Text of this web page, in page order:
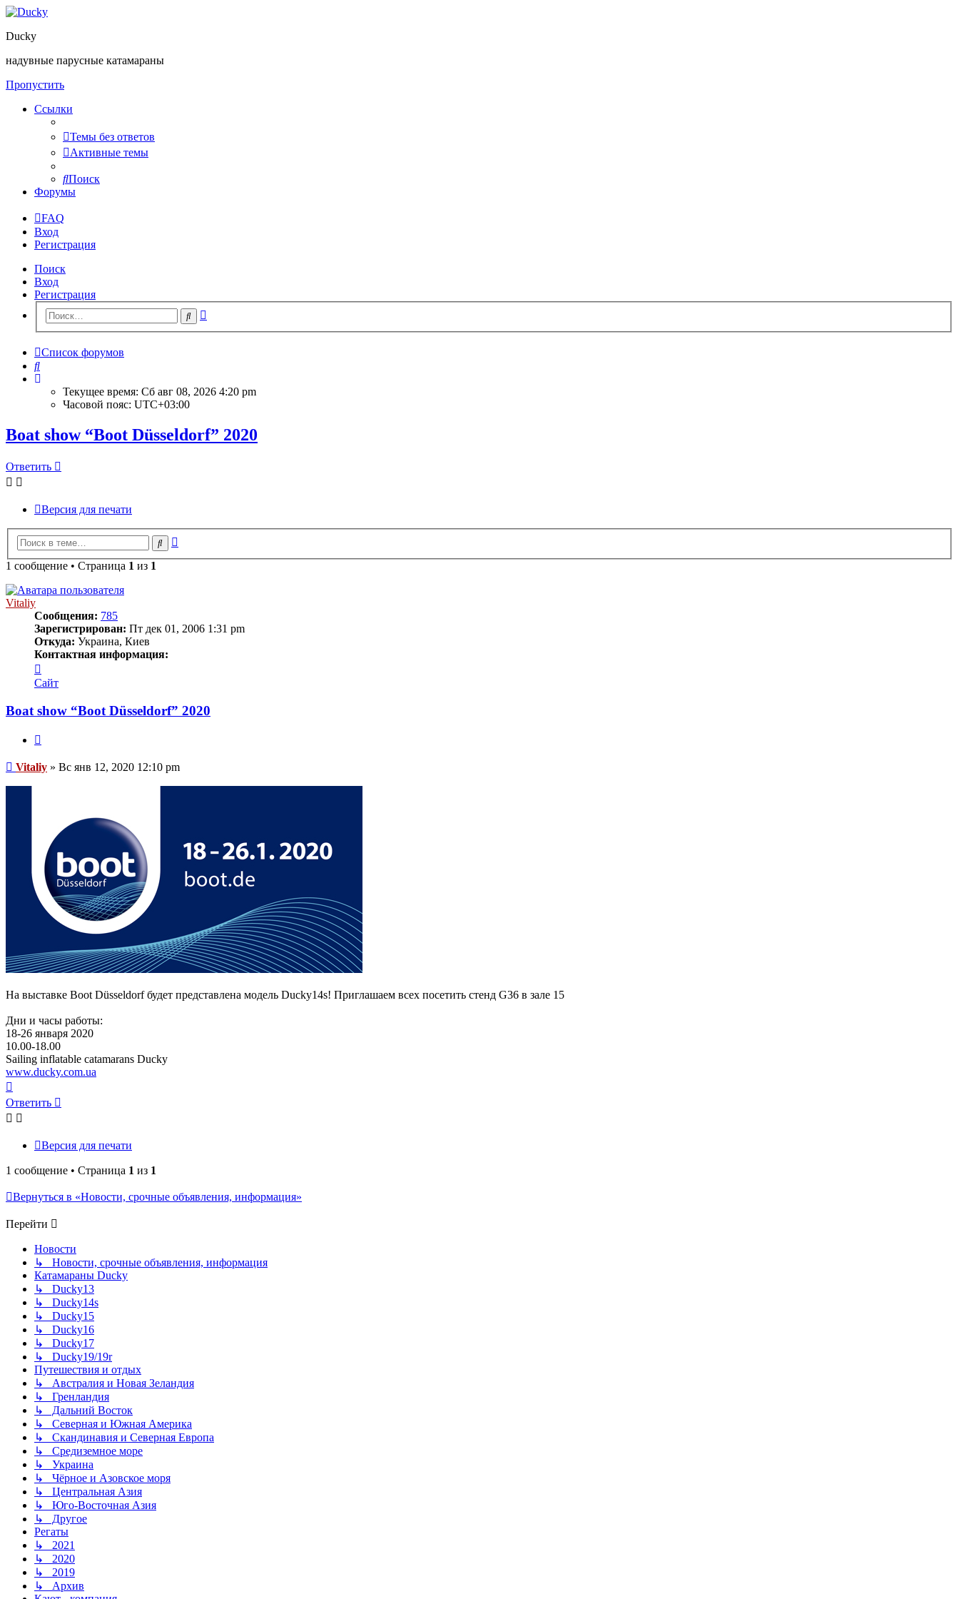
Ducky
надувные парусные катамараны
Пропустить
Ссылки
Темы без ответов
Активные темы
Поиск
Форумы
FAQ
Вход
Регистрация
Поиск
Вход
Регистрация
Поиск
Список форумов
Поиск
Текущее время: Сб авг 08, 2026 4:20 pm
Часовой пояс: UTC+03:00
Boat show “Boot Düsseldorf” 2020
Ответить
Версия для печати
Поиск
1 сообщение • Страница 1 из 1
Vitaliy
Сообщения: 785
Зарегистрирован: Пт дек 01, 2006 1:31 pm
Откуда: Украина, Киев
Контактная информация:
информация
пользователя
Vitaliy
Сайт
Boat show “Boot Düsseldorf” 2020
Сообщение
Vitaliy » Вс янв 12, 2020 12:10 pm
На выставке Boot Düsseldorf будет представлена ​​модель Ducky14s! Приглашаем всех посетить стенд G36 в зале 15
Дни и часы работы:
18-26 января 2020
10.00-18.00
Sailing inflatable catamarans Ducky
www.ducky.com.ua
к
началу
Ответить
Версия для печати
1 сообщение • Страница 1 из 1
Вернуться в «Новости, срочные объявления, информация»
Перейти
Новости
↳ Новости, срочные объявления, информация
Катамараны Ducky
↳ Ducky13
↳ Ducky14s
↳ Ducky15
↳ Ducky16
↳ Ducky17
↳ Ducky19/19r
Путешествия и отдых
↳ Австралия и Новая Зеландия
↳ Гренландия
↳ Дальний Восток
↳ Северная и Южная Америка
↳ Скандинавия и Северная Европа
↳ Средиземное море
↳ Украина
↳ Чёрное и Азовское моря
↳ Центральная Азия
↳ Юго-Восточная Азия
↳ Другое
Регаты
↳ 2021
↳ 2020
↳ 2019
↳ Архив